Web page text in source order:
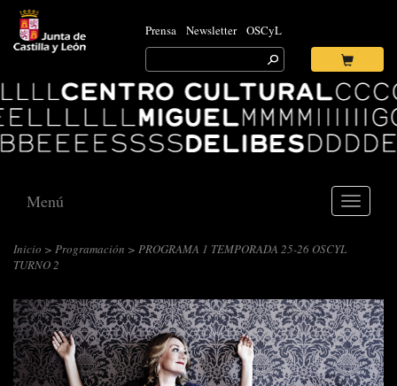
Prensa Newsletter OSCyL
Search
for:
Ok
Centro
Cultural
Miguel
Delibes
Toggle
Menú
Inicio > Programación > PROGRAMA 1 TEMPORADA 25-26 OSCYL
TURNO 2